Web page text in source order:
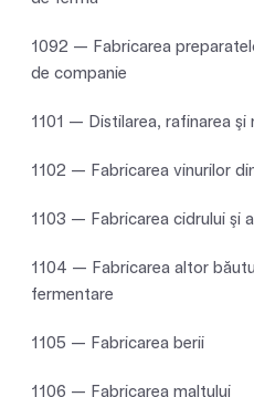
1092 — Fabricarea
de companie
1101 — Distilarea, rafinarea
1102 — Fabricarea vinurilor
1103 — Fabricarea cidrului şi
1104 — Fabricarea altor
fermentare
1105 — Fabricarea berii
1106 — Fabricarea malţului